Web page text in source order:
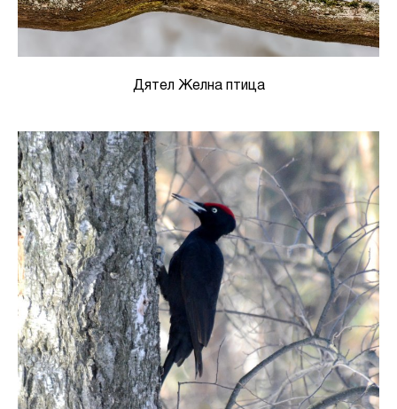
Дятел Желна птица